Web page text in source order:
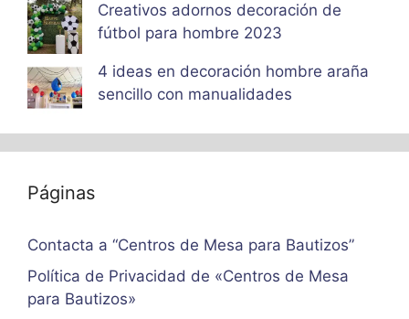
Creativos adornos decoración de
fútbol para hombre 2023
4 ideas en decoración hombre araña
sencillo con manualidades
Páginas
Contacta a “Centros de Mesa para Bautizos”
Política de Privacidad de «Centros de Mesa
para Bautizos»